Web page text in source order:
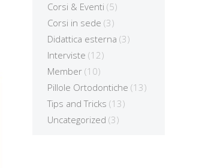
Corsi & Eventi (5)
Corsi in sede (3)
Didattica esterna (3)
Interviste (12)
Member (10)
Pillole Ortodontiche (13)
Tips and Tricks (13)
Uncategorized (3)